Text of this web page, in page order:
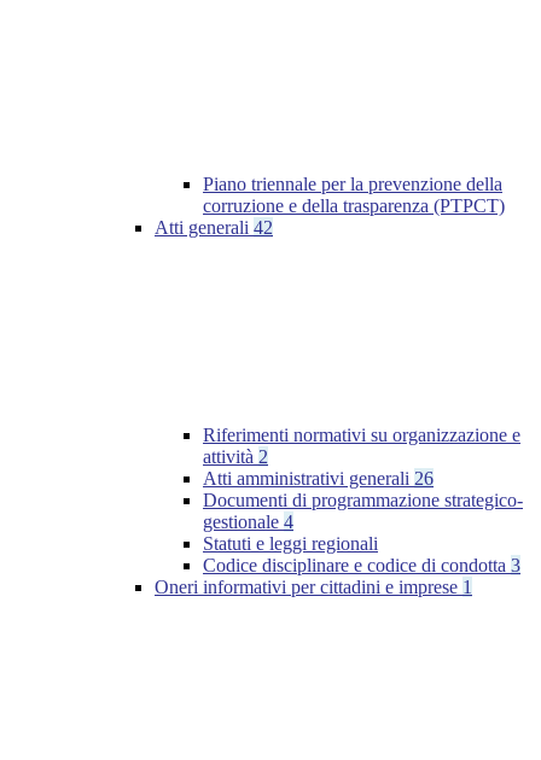
Piano triennale per la prevenzione della
corruzione e della trasparenza (PTPCT)
Atti generali 42
Riferimenti normativi su organizzazione e
attività 2
Atti amministrativi generali 26
Documenti di programmazione strategico-
gestionale 4
Statuti e leggi regionali
Codice disciplinare e codice di condotta 3
Oneri informativi per cittadini e imprese 1